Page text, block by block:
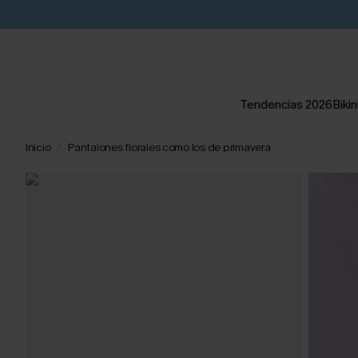
Tendencias 2026
Inicio Pantalones florales como los de primavera